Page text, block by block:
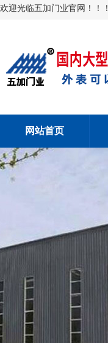
欢迎光临五加门业官网！！！
网站首页